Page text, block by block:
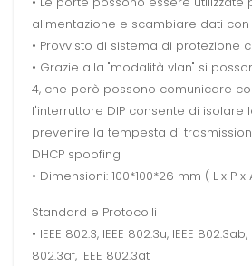
alimentazione e scambiare dati con
• Provvisto di sistema di protezione
• Grazie alla "modalità vlan" si
4, che però possono comunicare
l'interruttore DIP consente di isolare
prevenire la tempesta di
DHCP spoofing
• Dimensioni: 100*100*26 mm ( L x P x
Standard e Protocolli
• IEEE 802.3, IEEE 802.3u, IEEE 802.3ab,
802.3af, IEEE 802.3at